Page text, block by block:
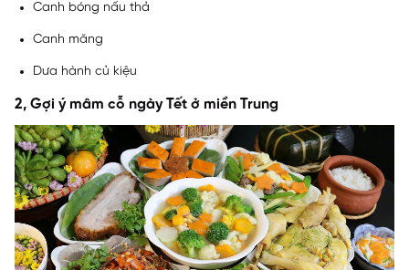
Canh bóng nấu thả
Canh măng
Dưa hành củ kiệu
2, Gợi ý mâm cỗ ngày Tết ở miền Trung